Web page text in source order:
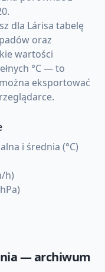
dla Lárisa tabelę
oraz
wartości
°C — to
eksportować
i średnia (°C)
h)
— archiwum